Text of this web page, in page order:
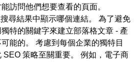
訪問他們想要查看的頁面。
尋結果中顯示哪個連結。 為了避免
特的關鍵字來建立部落格文章 - 產
能的。 考慮到每個企業的獨特目
SEO 策略至關重要。 例如，電子商